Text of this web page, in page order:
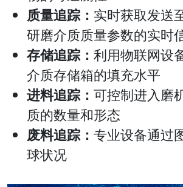
质量追踪： 实时获取发送
研磨介质质量参数的实时
存储追踪： 利用物联网设
介质存储箱的填充水平
进料追踪： 可控制进入磨
质的数量和形态
废料追踪： 专业设备通过
球状况